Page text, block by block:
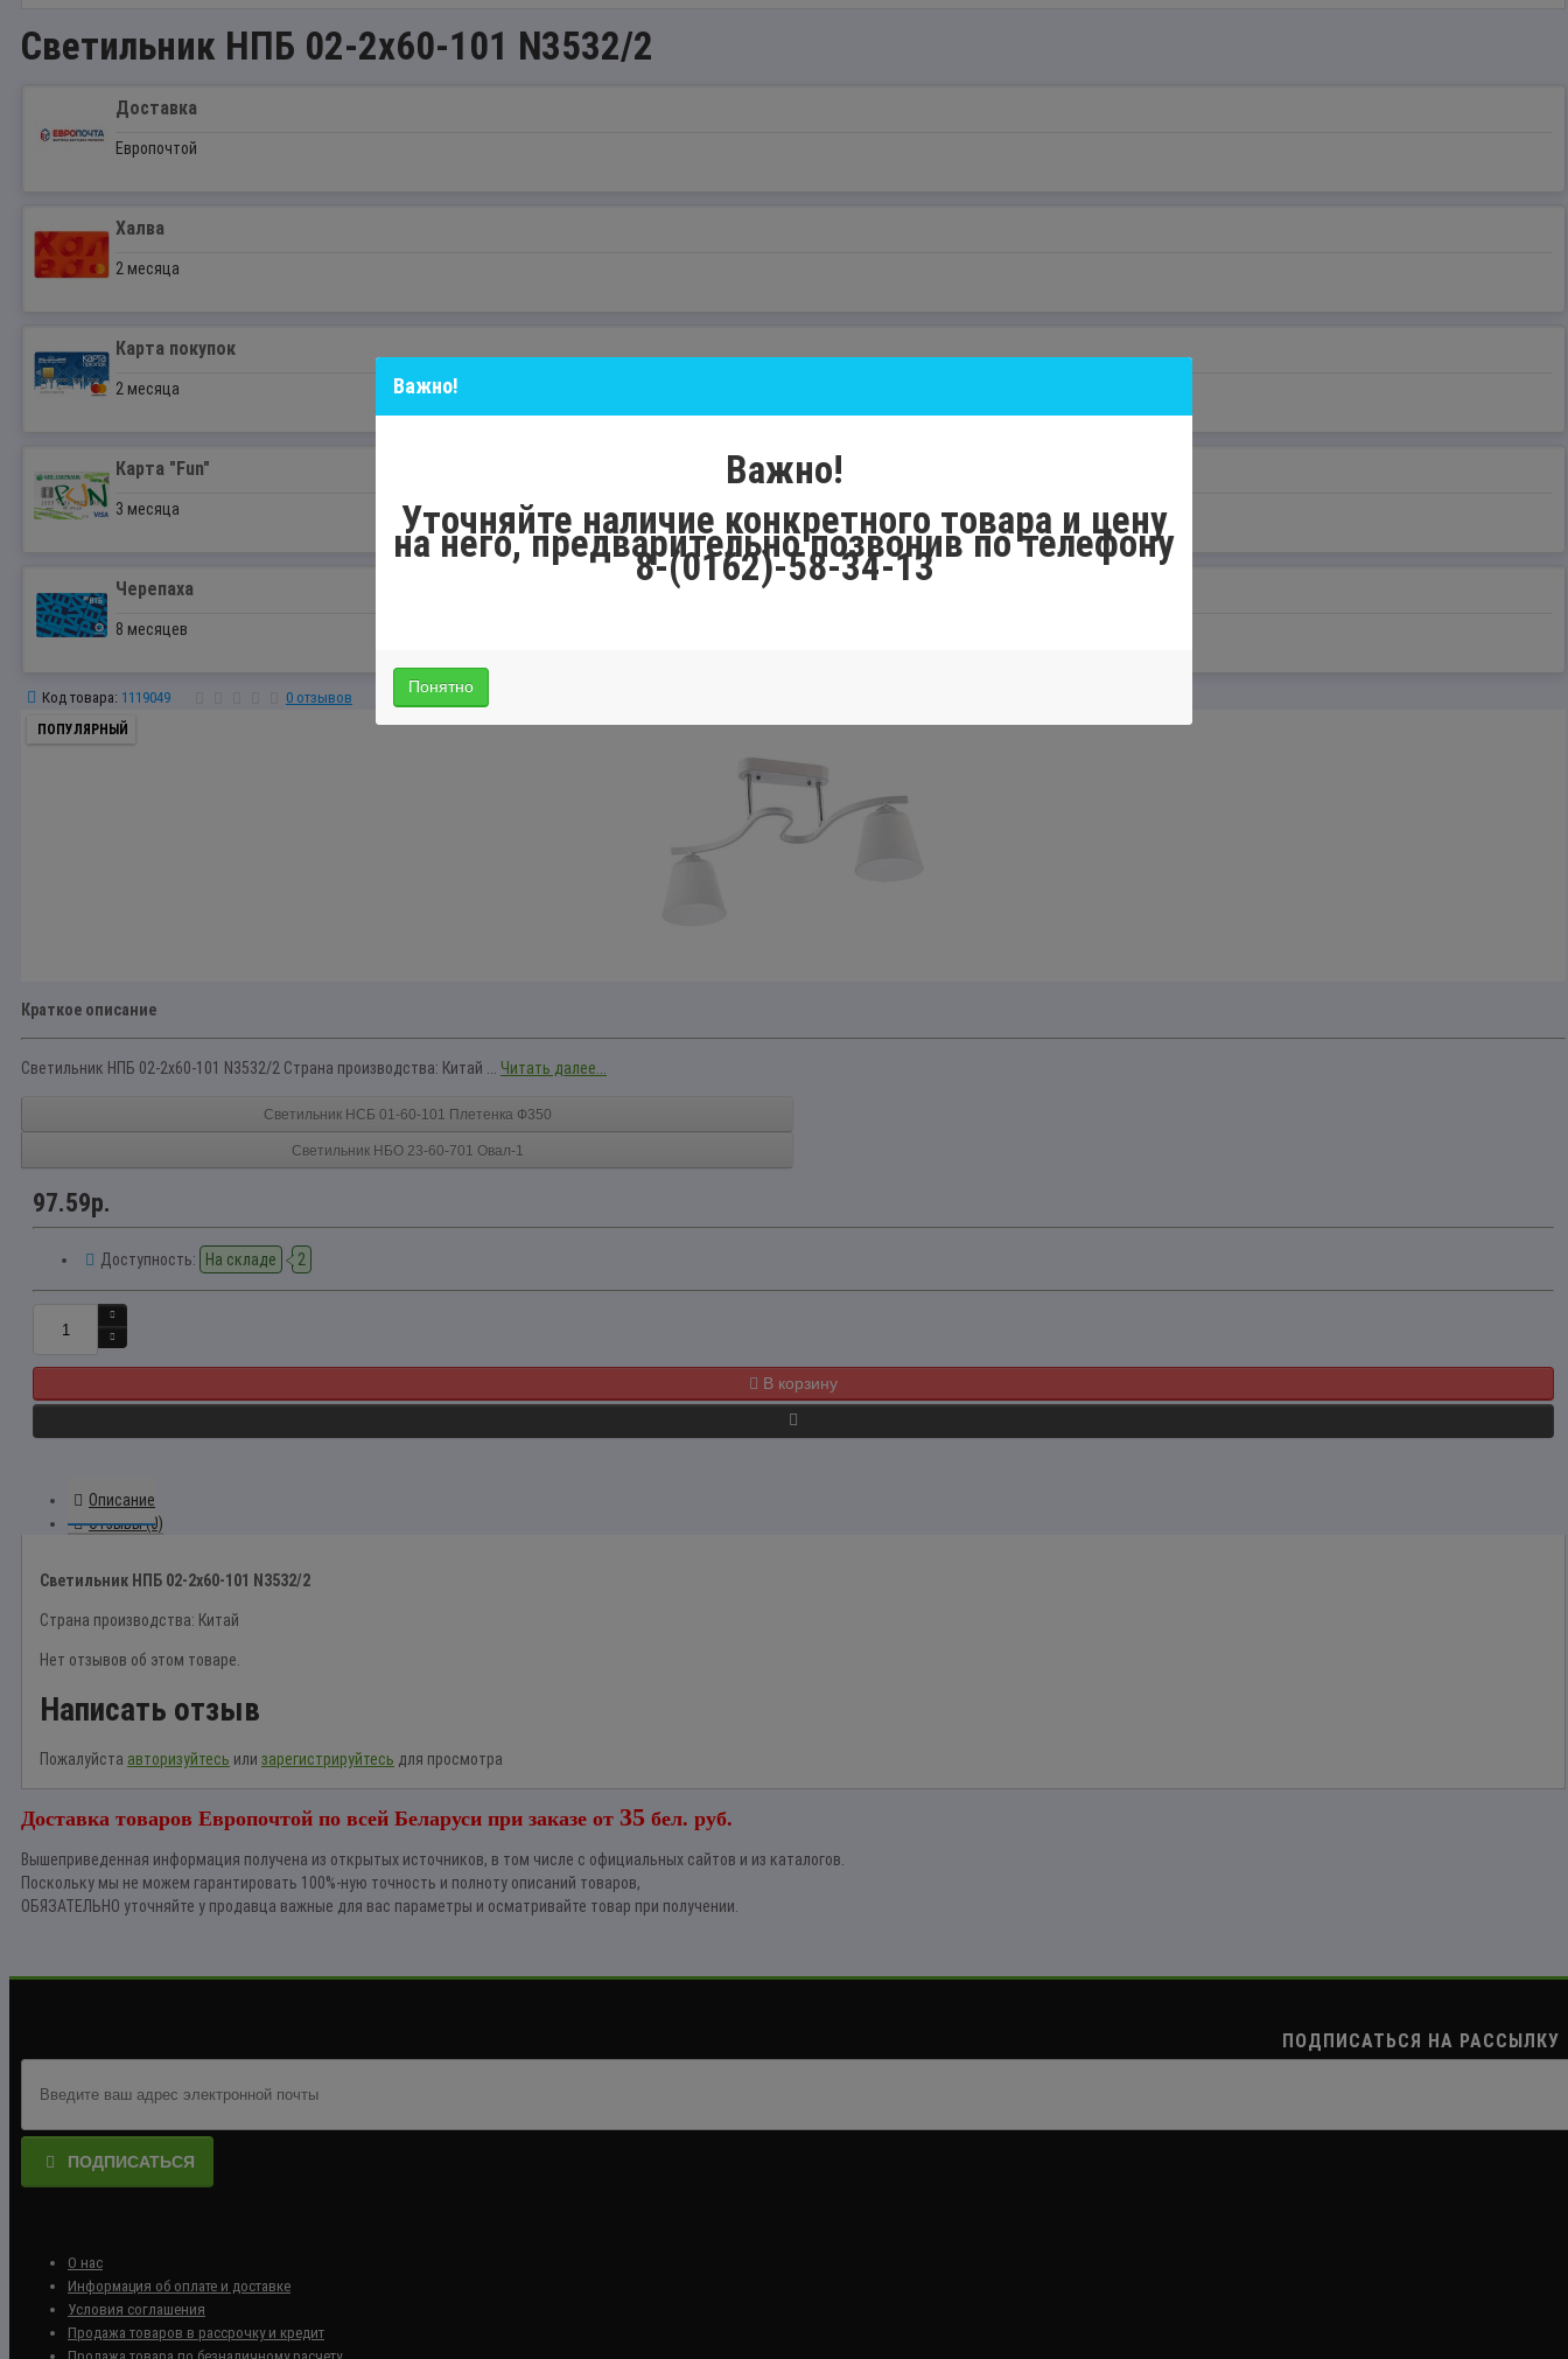
Светильник НПБ 02-2x60-101 N3532/2
Доставка
Европочтой
Халва
2 месяца
Карта покупок
2 месяца
Карта "Fun"
3 месяца
Черепаха
8 месяцев
Код товара: 1119049 0 отзывов
ПОПУЛЯРНЫЙ
Краткое описание
Светильник НПБ 02-2x60-101 N3532/2 Страна производства: Китай ... Читать далее...
Светильник НСБ 01-60-101 Плетенка Ф350
Светильник НБО 23-60-701 Овал-1
97.59р.
Доступность: На складе 2
В корзину
Описание
Отзывы (0)
Светильник НПБ 02-2x60-101 N3532/2
Страна производства: Китай
Нет отзывов об этом товаре.
Написать отзыв
Пожалуйста авторизуйтесь или зарегистрируйтесь для просмотра
Доставка товаров Европочтой по всей Беларуси при заказе от 35 бел. руб.
Вышеприведенная информация получена из открытых источников, в том числе с официальных сайтов и из каталогов.
Поскольку мы не можем гарантировать 100%-ную точность и полноту описаний товаров,
ОБЯЗАТЕЛЬНО уточняйте у продавца важные для вас параметры и осматривайте товар при получении.
ПОДПИСАТЬСЯ НА РАССЫЛКУ
ПОДПИСАТЬСЯ
О нас
Информация об оплате и доставке
Условия соглашения
Продажа товаров в рассрочку и кредит
Важно!
Важно!
Уточняйте наличие конкретного товара и цену
на него, предварительно позвонив по телефону
8-(0162)-58-34-13
Понятно